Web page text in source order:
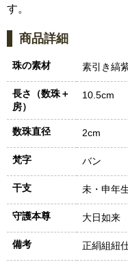
す。
商品詳細
珠の素材 素引き縞
長さ（数珠＋
房）
10.5cm
数珠直径 2cm
梵字 バン
干支 未・申年
守護本尊 大日如来
備考 正絹組紐